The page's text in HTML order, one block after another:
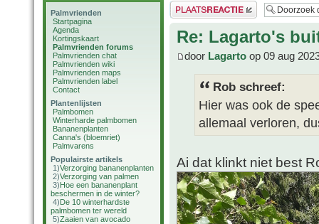
Palmvrienden
Startpagina
Agenda
Kortingskaart
Palmvrienden forums
Palmvrienden chat
Palmvrienden wiki
Palmvrienden maps
Palmvrienden label
Contact
Plantenlijsten
Palmbomen
Winterharde palmbomen
Bananenplanten
Canna's (bloemriet)
Palmvarens
Populairste artikels
1)Verzorging bananenplanten
2)Verzorging van palmen
3)Hoe een bananenplant
beschermen in de winter?
4)De 10 winterhardste
palmbomen ter wereld
5)Zaaien van avocado
Plaats een reactie
Re: Lagarto's
door Lagarto op 09 aug
Rob schreef:
Hier was ook de
allemaal verloren,
Ai dat klinkt niet best